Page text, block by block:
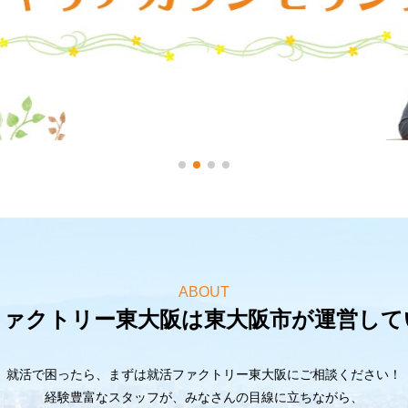
ABOUT
クトリー東大阪は東大阪市が運営し
就活で困ったら、まずは就活ファクトリー東大阪にご相談ください！
経験豊富なスタッフが、みなさんの目線に立ちながら、